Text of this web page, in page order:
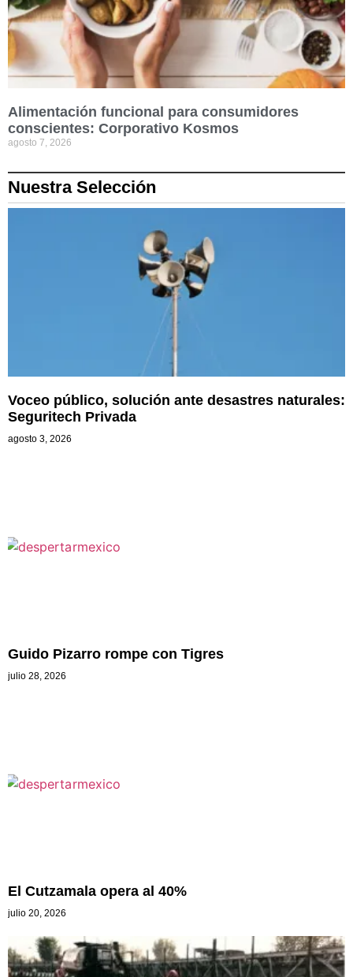
Alimentación funcional para consumidores
conscientes: Corporativo Kosmos
agosto 7, 2026
Nuestra Selección
Voceo público, solución ante desastres naturales:
Seguritech Privada
agosto 3, 2026
Guido Pizarro rompe con Tigres
julio 28, 2026
El Cutzamala opera al 40%
julio 20, 2026